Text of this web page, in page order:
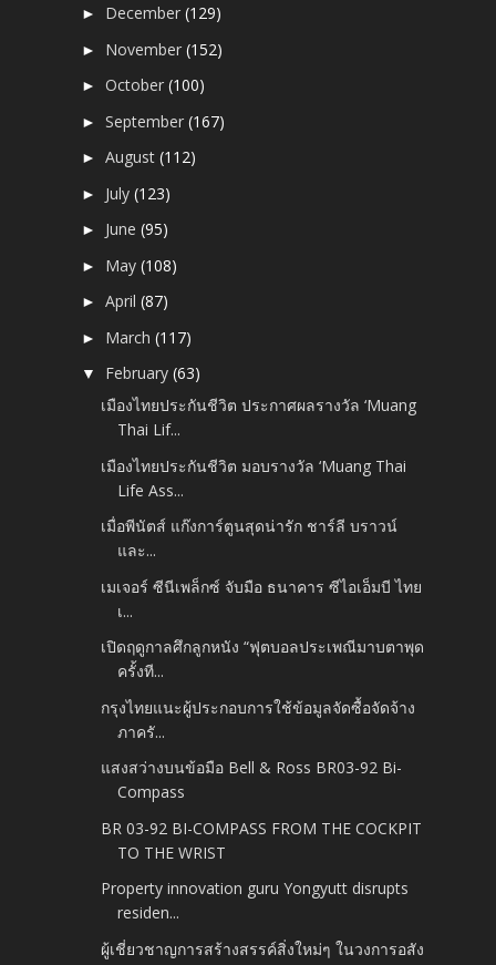
► December(129)
► November(152)
►October(100)
►September(167)
►August(112)
► July(123)
► June(95)
► May(108)
►April(87)
► March(117)
▼ February(63)
เมืองไทยประกันชีวิต ประกาศผลรางวัล ‘Muang
Thai Lif...
เมืองไทยประกันชีวิต มอบรางวัล ‘Muang Thai
Life Ass...
เมื่อพีนัตส์ แก๊งการ์ตูนสุดน่ารัก ชาร์ลี บราวน์
และ...
เมเจอร์ ซีนีเพล็กซ์ จับมือ ธนาคาร ซีไอเอ็มบี ไทย
เ...
เปิดฤดูกาลศึกลูกหนัง “ฟุตบอลประเพณีมาบตาพุด
ครั้งที...
กรุงไทยแนะผู้ประกอบการใช้ข้อมูลจัดซื้อจัดจ้าง
ภาครั...
แสงสว่างบนข้อมือ Bell & Ross BR03-92 Bi-
Compass
BR 03-92 BI-COMPASS FROM THE COCKPIT
TO THE WRIST
Property innovation guru Yongyutt disrupts
residen...
ผู้เชี่ยวชาญการสร้างสรรค์สิ่งใหม่ๆ ในวงการอสัง